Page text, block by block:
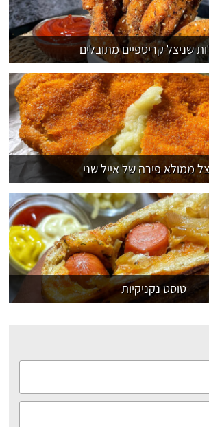
שניצל קריספיים מתובלים
ממולא פירה של אייל שני
טוסט נקניקיות